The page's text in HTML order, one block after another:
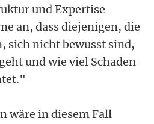
und Expertise
an, dass diejenigen, die
sich nicht bewusst sind,
und wie viel Schaden
wäre in diesem Fall